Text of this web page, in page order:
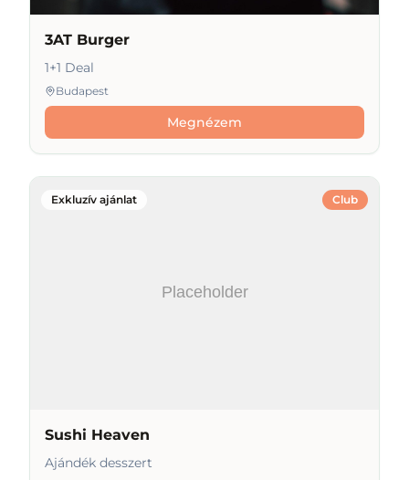
3AT Burger
1+1 Deal
Budapest
Megnézem
Club
Exkluzív ajánlat
Sushi Heaven
Ajándék desszert